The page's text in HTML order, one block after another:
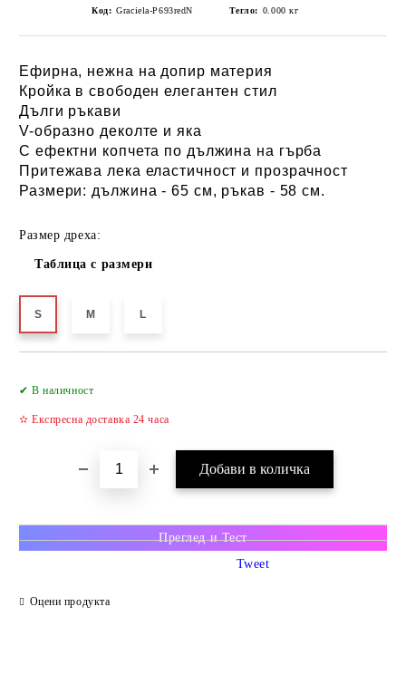
Код: Graciela-P693redN Тегло: 0.000 кг
Ефирна, нежна на допир материя
Кройка в свободен елегантен стил
Дълги ръкави
V-образно деколте и яка
С ефектни копчета по дължина на гърба
Притежава лека еластичност и прозрачност
Размери: дължина - 65 см, ръкав - 58 см.
Размер дреха:
Таблица с размери
S M L
✔ В наличност
✫ Експресна доставка 24 часа
Преглед и Тест
Оцени продукта
Tweet